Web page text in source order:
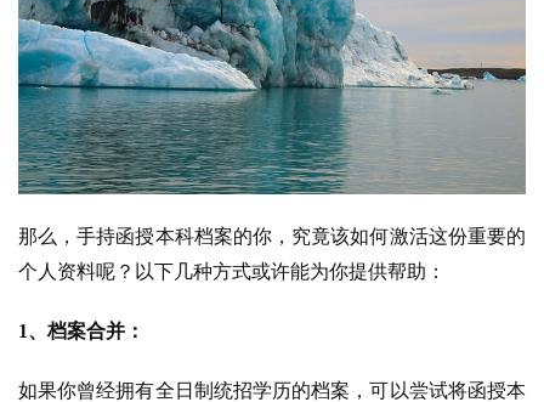
那么，手持函授本科档案的你，究竟该如何激活这份重要的
个人资料呢？以下几种方式或许能为你提供帮助：
1、档案合并：
如果你曾经拥有全日制统招学历的档案，可以尝试将函授本